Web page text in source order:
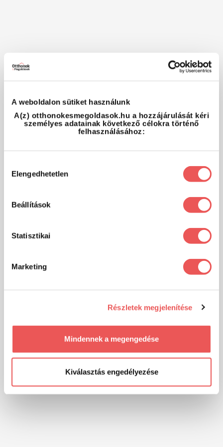
A weboldalon sütiket használunk
A(z) otthonokesmegoldasok.hu a hozzájárulását kéri
személyes adatainak következő célokra történő
felhasználásához:
kiválasztása
Elengedhetetlen
Beállítások
Statisztikai
Marketing
Részletek megjelenítése
Mindennek a megengedése
Kiválasztás engedélyezése